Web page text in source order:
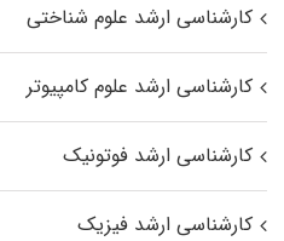
کارشناسی ارشد علوم شناختی
کارشناسی ارشد علوم کامپیوتر
کارشناسی ارشد فوتونیک
کارشناسی ارشد فیزیک